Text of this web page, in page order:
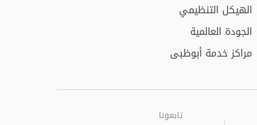
الهيكل التنظيمي
الجودة العالمية
مراكز خدمة أبوظبى
تابعونا